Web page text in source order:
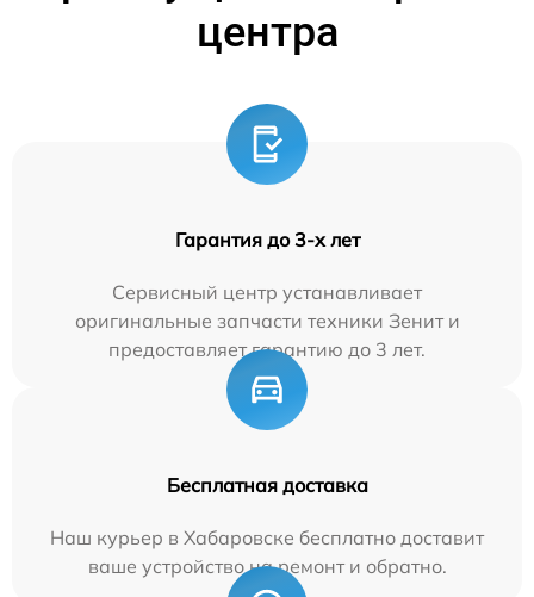
центра
Гарантия до 3-х лет
Сервисный центр устанавливает
оригинальные запчасти техники Зенит и
предоставляет гарантию до 3 лет.
Бесплатная доставка
Наш курьер в Хабаровске бесплатно доставит
ваше устройство на ремонт и обратно.